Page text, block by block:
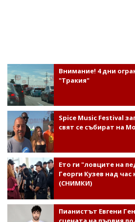
Внимание! 4 дни
"Тракия"
Spice Music Festival
свят се събират на
Ето ги "ловците на
Георги Кузев над
(СНИМКИ)
Пианистът Евгени